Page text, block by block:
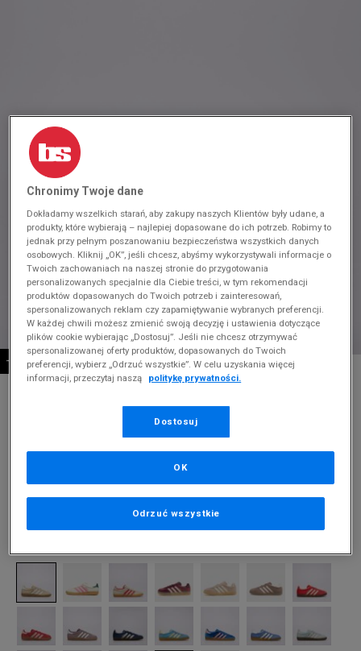
-10% ZA MIN. 500 ZŁ KOD: SUM10
* Zdjęcie poglądowe
sezonów lub z ekspozycji.Szczegóły.
cena rekomendowana przez producenta
329,99 zł
Chronimy Twoje dane
Dokładamy wszelkich starań, aby zakupy naszych Klientów były udane, a
produkty, które wybierają – najlepiej dopasowane do ich potrzeb. Robimy to
jednak przy pełnym poszanowaniu bezpieczeństwa wszystkich danych
osobowych. Kliknij „OK”, jeśli chcesz, abyśmy wykorzystywali informacje o
Twoich zachowaniach na naszej stronie do przygotowania
personalizowanych specjalnie dla Ciebie treści, w tym rekomendacji
produktów dopasowanych do Twoich potrzeb i zainteresowań,
spersonalizowanych reklam czy zapamiętywanie wybranych preferencji.
W każdej chwili możesz zmienić swoją decyzję i ustawienia dotyczące
plików cookie wybierając „Dostosuj”. Jeśli nie chcesz otrzymywać
spersonalizowanej oferty produktów, dopasowanych do Twoich
preferencji, wybierz „Odrzuć wszystkie”. W celu uzyskania więcej
informacji, przeczytaj naszą
politykę prywatności.
Dostosuj
Odrzuć wszystkie
OK